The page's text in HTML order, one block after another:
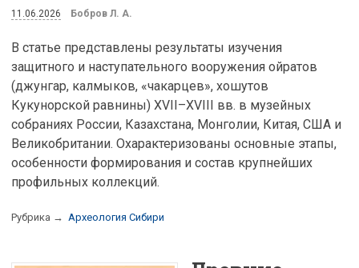
11.06.2026 Бобров Л. А.
В статье представлены результаты изучения
защитного и наступательного вооружения ойратов
(джунгар, калмыков, «чакарцев», хошутов
Кукунорской равнины) XVII–XVIII вв. в музейных
собраниях России, Казахстана, Монголии, Китая, США и
Великобритании. Охарактеризованы основные этапы,
особенности формирования и состав крупнейших
профильных коллекций.
Рубрика → Археология Сибири